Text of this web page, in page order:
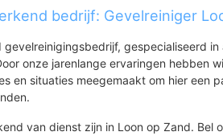
bedrijf: Gevelreiniger
gevelreinigingsbedrijf, gespecialiseerd in
onze jarenlange ervaringen hebben
en situaties meegemaakt om hier een
van dienst zijn in Loon op Zand. Bel